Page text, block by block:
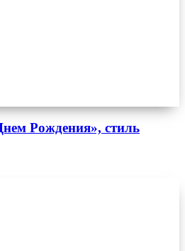
Рождения», стиль